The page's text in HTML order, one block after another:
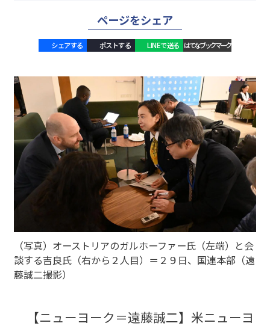
ページをシェア
シェアする ポストする LINEで送る はてなブックマーク
（写真）オーストリアのガルホーファー氏（左端）と会
談する吉良氏（右から２人目）＝２９日、国連本部（遠
藤誠二撮影）
【ニューヨーク＝遠藤誠二】米ニューヨ